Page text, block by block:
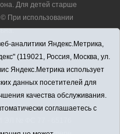
Для детей старше
При использовании
Тюменская
с. Аромашево, ул.
30-58
ЭЛ № ФС 77 - 65176
аналитики Яндекс.Метрика,
(119021, Россия, Москва, ул.
Яндекс.Метрика использует
данных посетителей для
качества обслуживания.
соглашаетесь с